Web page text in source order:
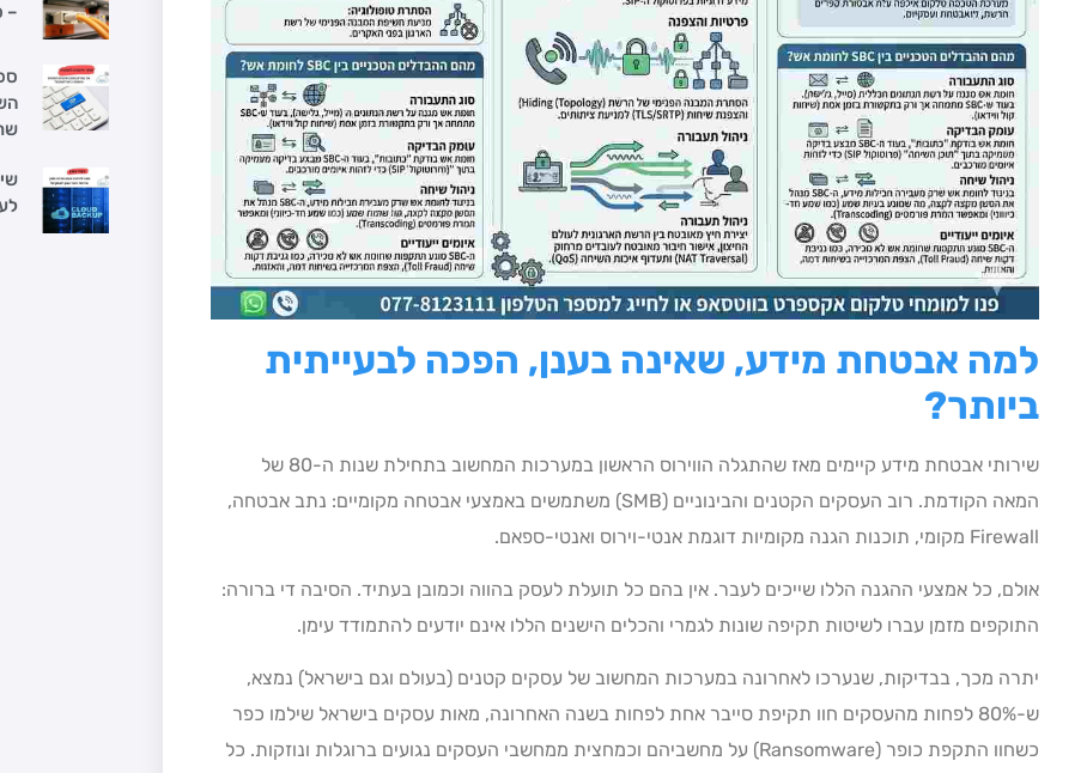
למה אבטחת מידע, שאינה בענן, הפכה לבעייתית
ביותר?
שירותי אבטחת מידע קיימים מאז שהתגלה הווירוס הראשון במערכות המחשוב בתחילת שנות ה-80 של
המאה הקודמת. רוב העסקים הקטנים והבינוניים (SMB) משתמשים באמצעי אבטחה מקומיים: נתב אבטחה,
Firewall מקומי, תוכנות הגנה מקומיות דוגמת אנטי-וירוס ואנטי-ספאם.
אולם, כל אמצעי ההגנה הללו שייכים לעבר. אין בהם כל תועלת לעסק בהווה וכמובן בעתיד. הסיבה די ברורה:
התוקפים מזמן עברו לשיטות תקיפה שונות לגמרי והכלים הישנים הללו אינם יודעים להתמודד עימן.
יתרה מכך, בבדיקות, שנערכו לאחרונה במערכות המחשוב של עסקים קטנים (בעולם וגם בישראל) נמצא,
ש-80% לפחות מהעסקים חוו תקיפת סייבר אחת לפחות בשנה האחרונה, מאות עסקים בישראל שילמו כפר
כשחוו התקפת כופר (Ransomware) על מחשביהם וכמחצית ממחשבי העסקים נגועים ברוגלות ונוזקות. כל
–